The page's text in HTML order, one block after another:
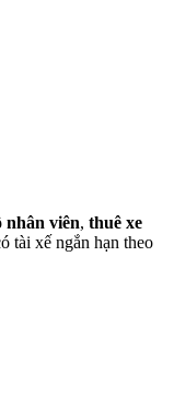
nhân viên, thuê xe
tài xế ngắn hạn theo